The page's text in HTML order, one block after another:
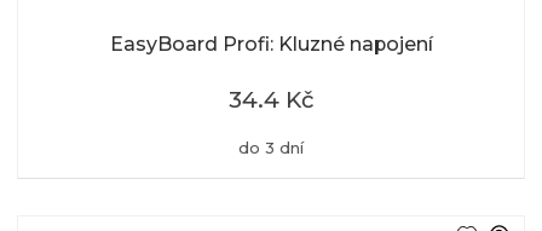
EasyBoard Profi: Kluzné napojení
do 3 dní
34.4 Kč